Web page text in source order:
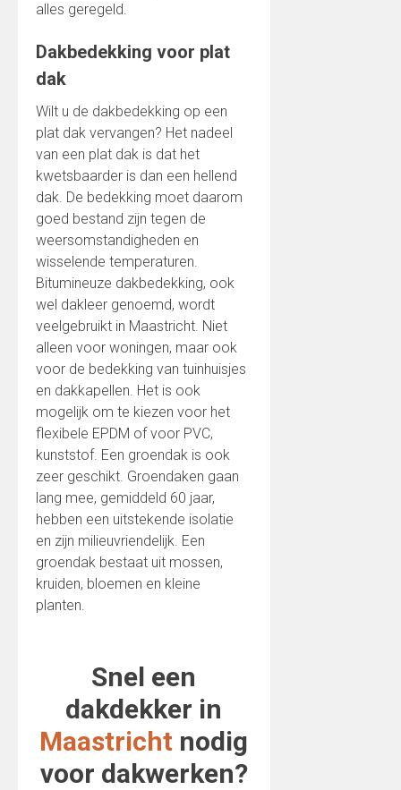
alles geregeld.
Dakbedekking voor plat
dak
Wilt u de dakbedekking op een
plat dak vervangen? Het nadeel
van een plat dak is dat het
kwetsbaarder is dan een hellend
dak. De bedekking moet daarom
goed bestand zijn tegen de
weersomstandigheden en
wisselende temperaturen.
Bitumineuze dakbedekking, ook
wel dakleer genoemd, wordt
veelgebruikt in Maastricht. Niet
alleen voor woningen, maar ook
voor de bedekking van tuinhuisjes
en dakkapellen. Het is ook
mogelijk om te kiezen voor het
flexibele EPDM of voor PVC,
kunststof. Een groendak is ook
zeer geschikt. Groendaken gaan
lang mee, gemiddeld 60 jaar,
hebben een uitstekende isolatie
en zijn milieuvriendelijk. Een
groendak bestaat uit mossen,
kruiden, bloemen en kleine
planten.
Snel een
dakdekker in
Maastricht nodig
voor dakwerken?